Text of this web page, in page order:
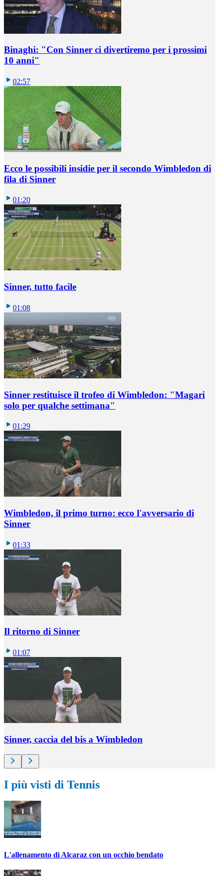
Binaghi: "Con Sinner ci divertiremo per i prossimi
10 anni"
02:57
Ecco le possibili insidie per il secondo Wimbledon di
fila di Sinner
01:20
Sinner, tutto facile
01:08
Sinner restituisce il trofeo di Wimbledon: "Magari
solo per qualche settimana"
01:29
Wimbledon, il primo turno: ecco l'avversario di
Sinner
01:33
Il ritorno di Sinner
01:07
Sinner, caccia del bis a Wimbledon
I più visti di Tennis
L'allenamento di Alcaraz con un occhio bendato